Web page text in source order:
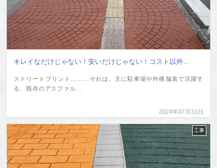
キレイなだけじゃない！安いだけじゃない！コスト以外…
ストリートプリント………それは、主に駐車場や外構舗装で活躍す
る、既存のアスファル...
2024年07月31日
工事